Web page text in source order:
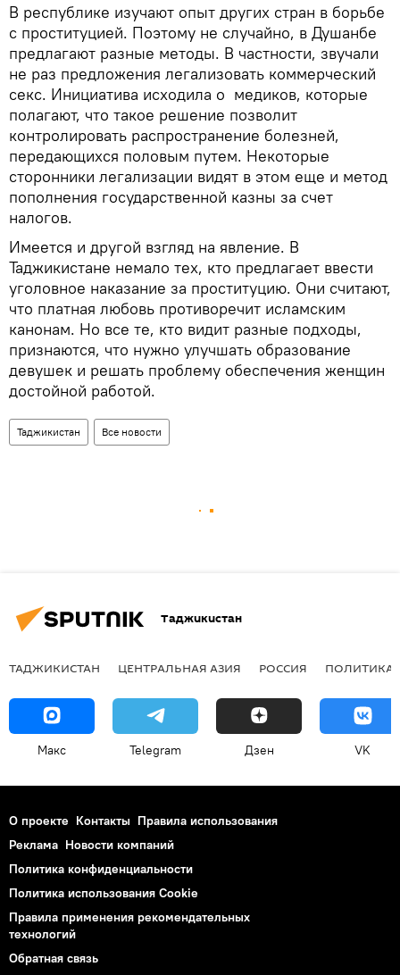
В республике изучают опыт других стран в борьбе
с проституцией. Поэтому не случайно, в Душанбе
предлагают разные методы. В частности, звучали
не раз предложения легализовать коммерческий
секс. Инициатива исходила о медиков, которые
полагают, что такое решение позволит
контролировать распространение болезней,
передающихся половым путем. Некоторые
сторонники легализации видят в этом еще и метод
пополнения государственной казны за счет
налогов.
Имеется и другой взгляд на явление. В
Таджикистане немало тех, кто предлагает ввести
уголовное наказание за проституцию. Они считают,
что платная любовь противоречит исламским
канонам. Но все те, кто видит разные подходы,
признаются, что нужно улучшать образование
девушек и решать проблему обеспечения женщин
достойной работой.
Таджикистан Все новости
Таджикистан
ТАДЖИКИСТАН ЦЕНТРАЛЬНАЯ АЗИЯ РОССИЯ ПОЛИТИКА
Макс Telegram Дзен VK
О проекте Контакты Правила использования
Реклама Новости компаний
Политика конфиденциальности
Политика использования Cookie
Правила применения рекомендательных
технологий
Обратная связь